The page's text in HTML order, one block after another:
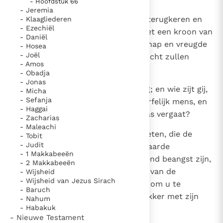
- Jeremia
- Klaagliederen
- Ezechiël
- Daniël
- Hosea
- Joël
- Amos
- Obadja
- Jonas
- Micha
- Sefanja
- Haggai
- Zacharias
- Maleachi
- Tobit
- Judit
- 1 Makkabeeën
- 2 Makkabeeën
- Wijsheid
- Wijsheid van Jezus Sirach
- Baruch
- Nahum
- Habakuk
- Nieuwe Testament
De verlosten? van Jahwe zullen terugkeren en
met gejubel naar Sion komen, met een kroon van
eeuwige vreugde getooid. Blijdschap en vreugde
zullen naderen; kommer en gezucht zullen
wegvluchten.
Ik, Ik ben het zelf die u bemoedig; en wie zijt gij,
dat gij bevreesd zijt voor een sterfelijk mens, en
voor een mensenkind, dat als gras vergaat?
Gij zoudt Jahwe, uw Maker, vergeten, die de
hemelen heeft gespannen en de aarde
gegrondvest. Gij zoudt aanhoudend beangst zijn,
heel de dag door, voor de woede van de
verdrukker, als maakt hij zich op om u te
vernietigen! Waar blijft de verdrukker met zijn
woede?